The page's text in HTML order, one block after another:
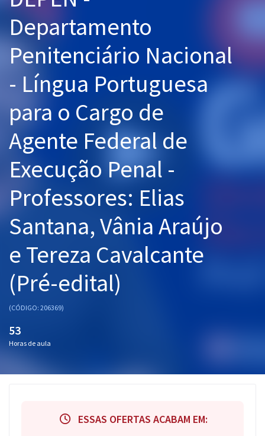
Graduação
Mentorias
Questões grátis
Conteúdo gratuito
Blog
Aprovados
Atendimento
Departamento
Penitenciário Nacional
- Língua Portuguesa
para o Cargo de
Agente Federal de
Execução Penal -
Professores: Elias
Santana, Vânia Araújo
e Tereza Cavalcante
(Pré-edital)
(CÓDIGO: 206369)
53
Horas de aula
ESSAS OFERTAS ACABAM EM: